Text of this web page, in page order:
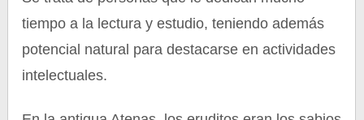
tiempo a la lectura y estudio, teniendo además
potencial natural para destacarse en actividades
intelectuales.